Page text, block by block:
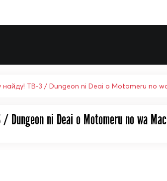
найду! ТВ-3 / Dungeon ni Deai o Motomeru no
Dungeon ni Deai o Motomeru no wa